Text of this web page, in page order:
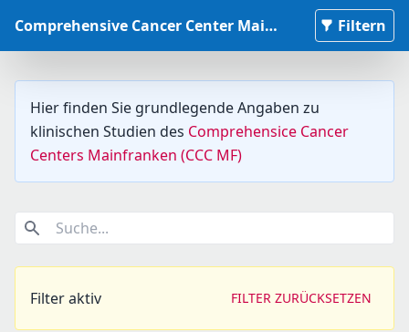
Comprehensive Cancer Center Mainfranken Studiendatenbank Filtern
Hier finden Sie grundlegende Angaben zu
klinischen Studien des Comprehensice Cancer
Centers Mainfranken (CCC MF)
Suche...
Filter aktiv FILTER ZURÜCKSETZEN